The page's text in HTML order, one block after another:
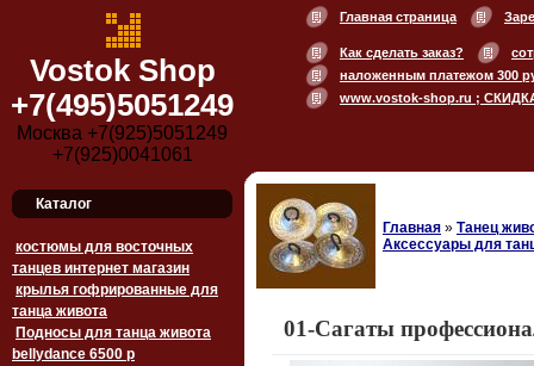
Vostok Shop
+7(495)5051249
Москва +7(925)5051249
+7(925)0041061
Главная страница
Как сделать заказ?
наложенным платежом 300
www.vostok-shop.ru ;
Каталог
костюмы для восточных
танцев интернет магазин
крылья гофрированные для
танца живота
Подносы для танца живота
bellydance 6500 p
Главная » Танец
Аксессуары для
01-Сагаты